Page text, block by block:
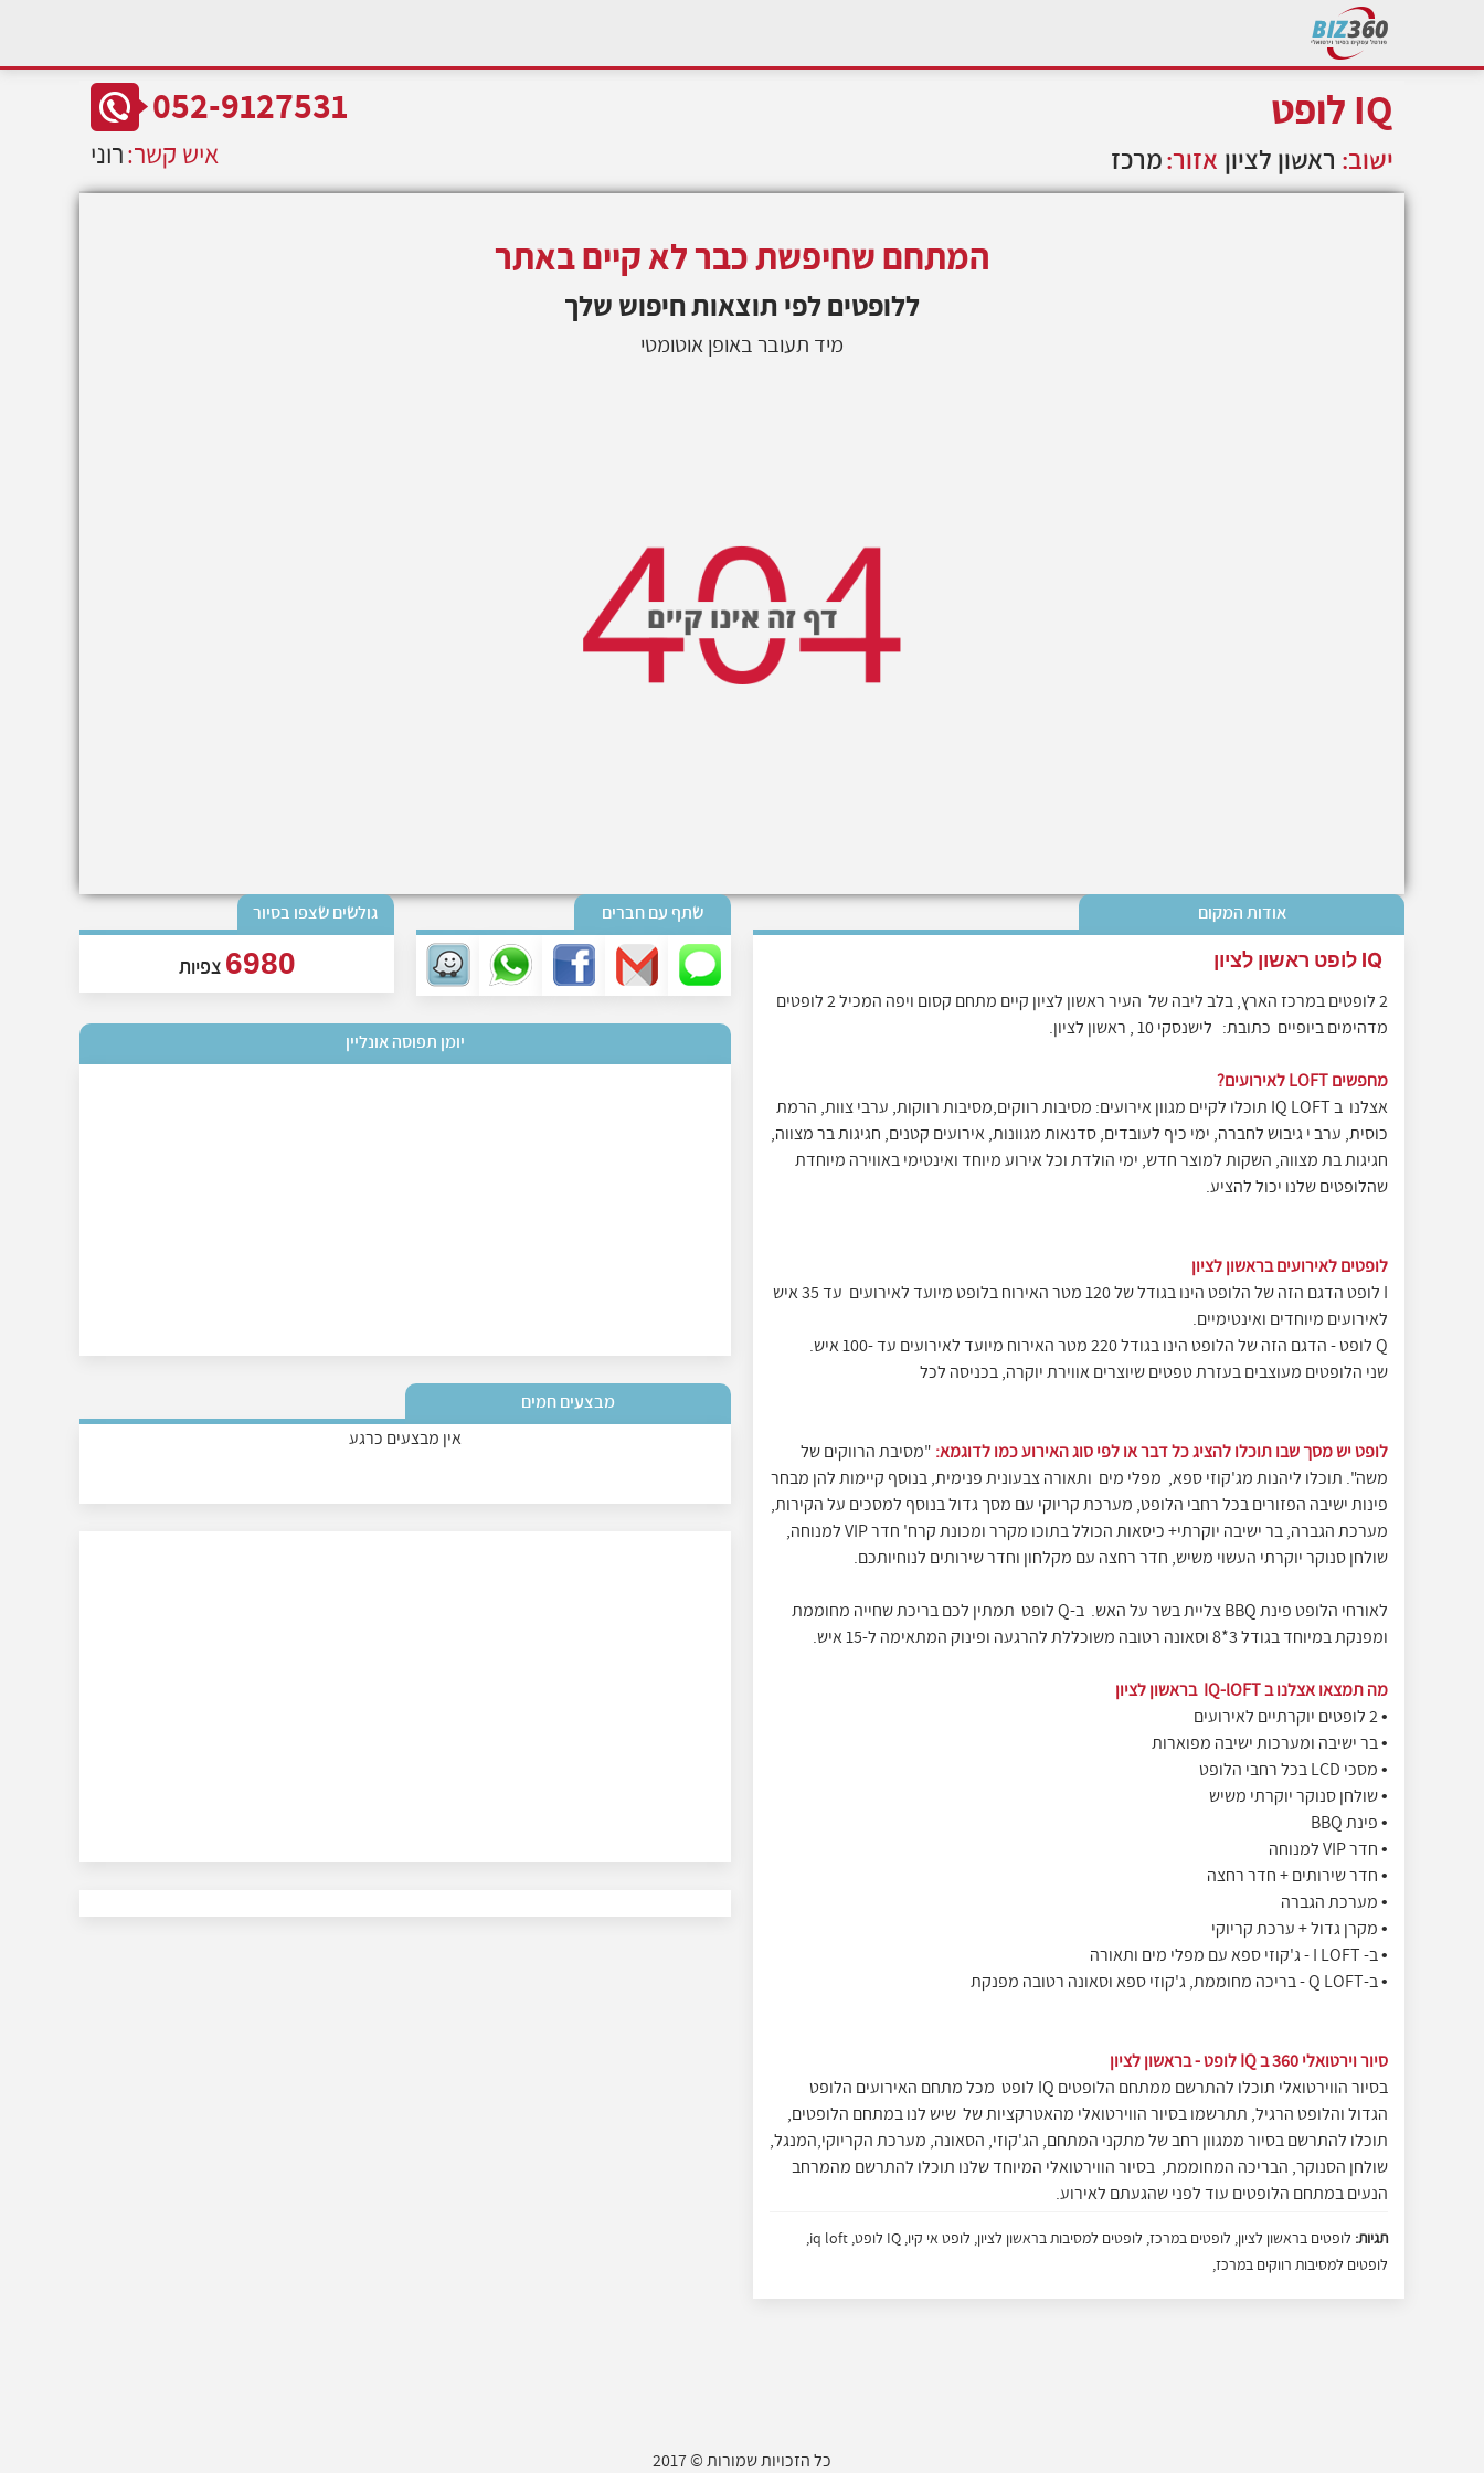
052-9127531
איש קשר:רוני
IQ לופט
ישוב: ראשון לציון אזור:מרכז
המתחם שחיפשת כבר לא קיים באתר
ללופטיםלפי תוצאות חיפוש שלך
מיד תעובר באופן אוטומטי
גולשים שצפו בסיור
6980 צפיות
שתף עם חברים
יומן תפוסה אונליין
מבצעים חמים
אין מבצעים כרגע
אודות המקום
IQ לופט ראשון לציון
2 לופטים במרכז הארץ, בלב ליבה של העיר ראשון לציון קיים מתחם קסום ויפה המכיל 2 לופטים
מדהימים ביופיים כתובת: לישנסקי 10 , ראשון לציון.
מחפשים LOFT לאירועים?
אצלנו ב IQ LOFT תוכלו לקיים מגוון אירועים: מסיבות רווקים,מסיבות רווקות, ערבי צוות, הרמת
כוסית, ערב י גיבוש לחברה, ימי כיף לעובדים, סדנאות מגוונות, אירועים קטנים, חגיגות בר מצווה,
חגיגות בת מצווה, השקות למוצר חדש, ימי הולדת וכל אירוע מיוחד ואינטימי באווירה מיוחדת
שהלופטים שלנו יכול להציע.
לופטים לאירועים בראשון לציון
I לופט הדגם הזה של הלופט הינו בגודל של 120 מטר האירוח בלופט מיועד לאירועים עד 35 איש
לאירועים מיוחדים ואינטימיים.
Q לופט - הדגם הזה של הלופט הינו בגודל 220 מטר האירוח מיועד לאירועים עד -100 איש.
שני הלופטים מעוצבים בעזרת טפטים שיוצרים אווירת יוקרה, בכניסה לכל
לופט יש מסך שבו תוכלו להציג כל דבר או לפי סוג האירוע כמו לדוגמא: "מסיבת הרווקים של
משה". תוכלו ליהנות מג'קוזי ספא, מפלי מים ותאורה צבעונית פנימית, בנוסף קיימות להן מבחר
פינות ישיבה הפזורים בכל רחבי הלופט, מערכת קריוקי עם מסך גדול בנוסף למסכים על הקירות,
מערכת הגברה, בר ישיבה יוקרתי+ כיסאות הכולל בתוכו מקרר ומכונת קרח' חדר VIP למנוחה,
שולחן סנוקר יוקרתי העשוי משיש, חדר רחצה עם מקלחון וחדר שירותים לנוחיותכם.
לאורחי הלופט פינת BBQ צליית בשר על האש. ב-Q לופט תמתין לכם בריכת שחייה מחוממת
ומפנקת במיוחד בגודל 3*8 וסאונה רטובה משוכללת להרגעה ופינוק המתאימה ל-15 איש.
מה תמצאו אצלנו ב IQ-lOFT בראשון לציון
• 2 לופטים יוקרתיים לאירועים
• בר ישיבה ומערכות ישיבה מפוארות
• מסכי LCD בכל רחבי הלופט
• שולחן סנוקר יוקרתי משיש
• פינת BBQ
• חדר VIP למנוחה
• חדר שירותים + חדר רחצה
• מערכת הגברה
• מקרן גדול + ערכת קריוקי
• ב- I LOFT - ג'קוזי ספא עם מפלי מים ותאורה
• ב-Q LOFT - בריכה מחוממת, ג'קוזי ספא וסאונה רטובה מפנקת
סיור וירטואלי 360 ב IQ לופט - בראשון לציון
בסיור הווירטואלי תוכלו להתרשם ממתחם הלופטים IQ לופט מכל מתחם האירועים הלופט
הגדול והלופט הרגיל, תתרשמו בסיור הווירטואלי מהאטרקציות של שיש לנו במתחם הלופטים,
תוכלו להתרשם בסיור ממגוון רחב של מתקני המתחם, הג'קוזי, הסאונה, מערכת הקריוקי,המנגל,
שולחן הסנוקר, הבריכה המחוממת, בסיור הווירטואלי המיוחד שלנו תוכלו להתרשם מהמרחב
הנעים במתחם הלופטים עוד לפני שהגעתם לאירוע.
תגיות:
לופטים בראשון לציון, לופטים במרכז, לופטים למסיבות בראשון לציון, לופט אי קיו, IQ לופט, iq loft,
לופטים למסיבות רווקים במרכז,
כל הזכויות שמורות © 2017